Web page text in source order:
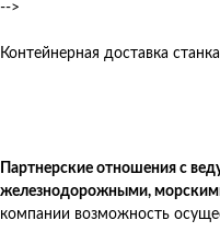
-->
Контейнерная доставка
Партнерские отношения с
железнодорожными,
компании возможность